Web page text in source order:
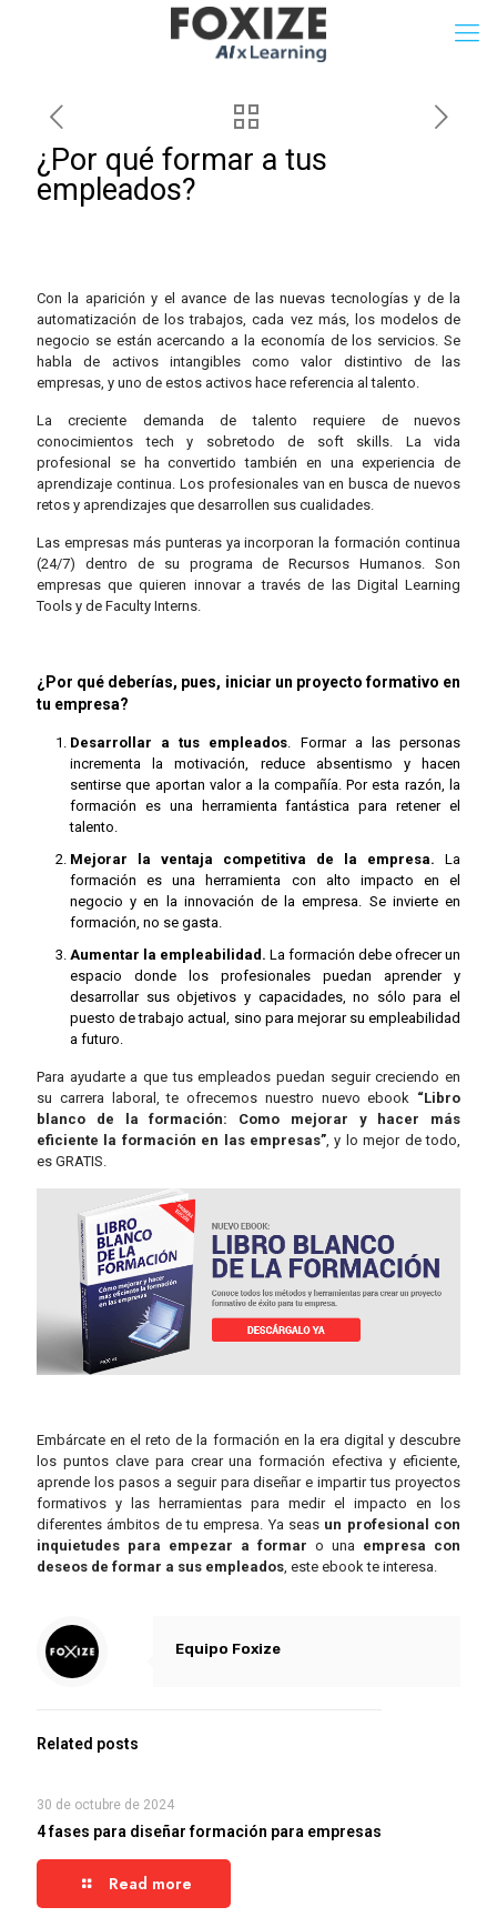
¿Por qué formar a tus
empleados?
Con la aparición y el avance de las nuevas tecnologías y de la
automatización de los trabajos, cada vez más, los modelos de
negocio se están acercando a la economía de los servicios. Se
habla de activos intangibles como valor distintivo de las
empresas, y uno de estos activos hace referencia al talento.
La creciente demanda de talento requiere de nuevos
conocimientos tech y sobretodo de soft skills. La vida
profesional se ha convertido también en una experiencia de
aprendizaje continua. Los profesionales van en busca de nuevos
retos y aprendizajes que desarrollen sus cualidades.
Las empresas más punteras ya incorporan la formación continua
(24/7) dentro de su programa de Recursos Humanos. Son
empresas que quieren innovar a través de las Digital Learning
Tools y de Faculty Interns.
¿Por qué deberías, pues, iniciar un proyecto formativo en
tu empresa?
Desarrollar a tus empleados. Formar a las personas
incrementa la motivación, reduce absentismo y hacen
sentirse que aportan valor a la compañía. Por esta razón, la
formación es una herramienta fantástica para retener el
talento.
Mejorar la ventaja competitiva de la empresa. La
formación es una herramienta con alto impacto en el
negocio y en la innovación de la empresa. Se invierte en
formación, no se gasta.
Aumentar la empleabilidad. La formación debe ofrecer un
espacio donde los profesionales puedan aprender y
desarrollar sus objetivos y capacidades, no sólo para el
puesto de trabajo actual, sino para mejorar su empleabilidad
a futuro.
Para ayudarte a que tus empleados puedan seguir creciendo en
su carrera laboral, te ofrecemos nuestro nuevo ebook “Libro
blanco de la formación: Como mejorar y hacer más
eficiente la formación en las empresas”, y lo mejor de todo,
es GRATIS.
Embárcate en el reto de la formación en la era digital y descubre
los puntos clave para crear una formación efectiva y eficiente,
aprende los pasos a seguir para diseñar e impartir tus proyectos
formativos y las herramientas para medir el impacto en los
diferentes ámbitos de tu empresa.Ya seas un profesional con
inquietudes para empezar a formar o una empresa con
deseos de formar a sus empleados, este ebook te interesa.
Equipo Foxize
Related posts
30 de octubre de 2024
4 fases para diseñar formación para empresas
Read more